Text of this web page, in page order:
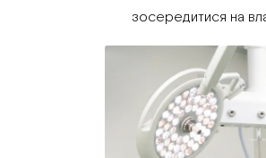
зосередитися на